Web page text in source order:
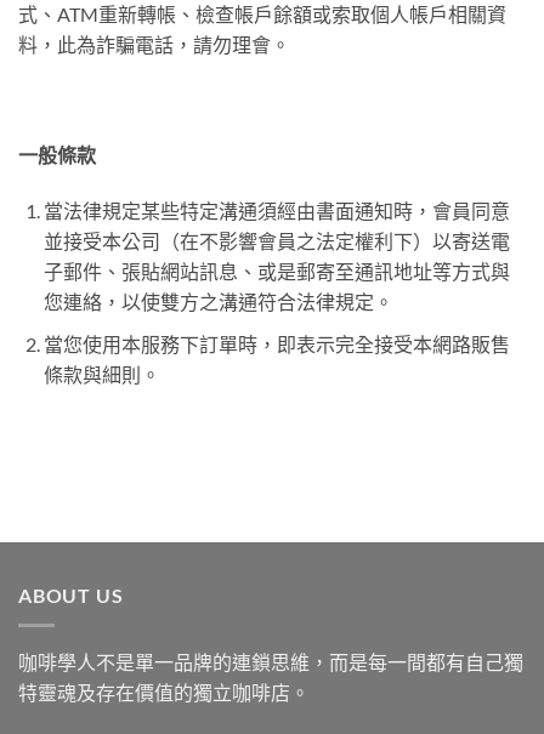
式、ATM重新轉帳、檢查帳戶餘額或索取個人帳戶相關資
料，此為詐騙電話，請勿理會。
一般條款
當法律規定某些特定溝通須經由書面通知時，會員同意
並接受本公司（在不影響會員之法定權利下）以寄送電
子郵件、張貼網站訊息、或是郵寄至通訊地址等方式與
您連絡，以使雙方之溝通符合法律規定。
當您使用本服務下訂單時，即表示完全接受本網路販售
條款與細則。
ABOUT US
咖啡學人不是單一品牌的連鎖思維，而是每一間都有自己獨
特靈魂及存在價值的獨立咖啡店。